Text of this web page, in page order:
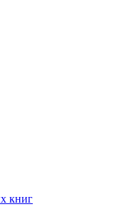
книг